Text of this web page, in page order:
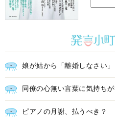
娘が姑から「離婚しなさい
同僚の心無い言葉に気持ち
ピアノの月謝、払うべき？